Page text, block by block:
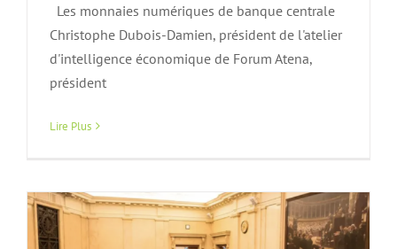
Les monnaies numériques de banque centrale
Christophe Dubois-Damien, président de l'atelier
d'intelligence économique de Forum Atena,
président
Lire Plus
La fibre optique, la clef du très haut
débit, en France, en Europe et dans le